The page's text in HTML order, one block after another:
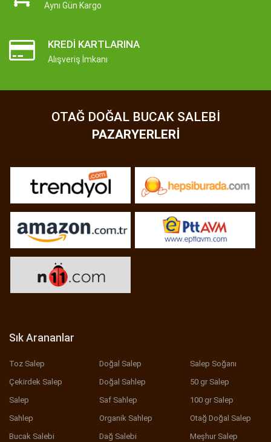
Aynı Gün Kargo
KREDI KARTLARINA
Alışveriş İmkanı
OTAĞ DOĞAL BUCAK SALEBI
PAZARYERLERI
Sık Arananlar
Toz Salep
Çekirdek Salep
Salep
Sahlep
Bucak Salebi
Doğal Salep
Doğal Sahlep
Saf Sahlep
Organik Sahlep
Dağ Salebi
Salep Soğanı
50 gr Salep
100 gr Salep
Otağ Doğal Salep
Meşhur Salep